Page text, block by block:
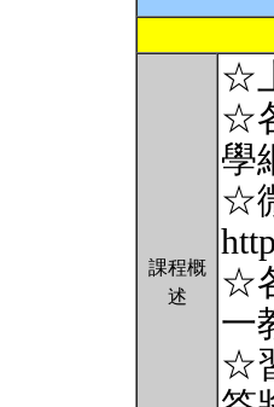
課程概
述
☆
☆
學
☆
☆
一
☆